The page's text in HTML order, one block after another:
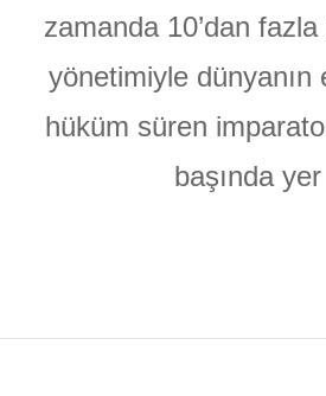
zamanda 10’dan fazla
yönetimiyle dünyanın
hüküm süren
başında